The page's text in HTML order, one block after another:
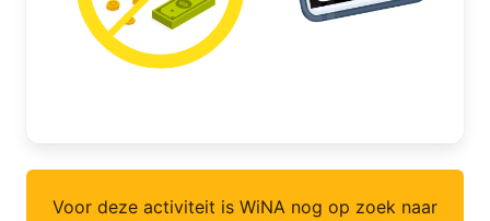
Voor deze activiteit is WiNA nog op zoek naar